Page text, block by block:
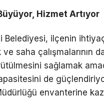
Hizmet Artıyor
Belediyesi, ilçenin
saha çalışmalarının
sağlamak
de
envanterine